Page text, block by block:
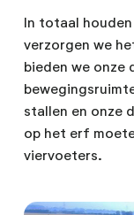
In totaal houden
verzorgen we
bieden we onze
stallen en onze
op het erf
viervoeters.